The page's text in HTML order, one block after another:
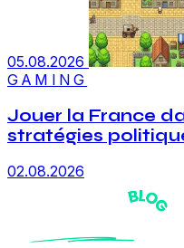
05.08.2026
GAMING
Jouer la France
stratégies
02.08.2026